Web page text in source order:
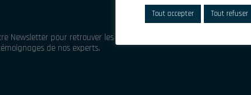
Newsletter pour retrouver les dernières actualités,
de nos experts.
Tout accepter Tout refuser